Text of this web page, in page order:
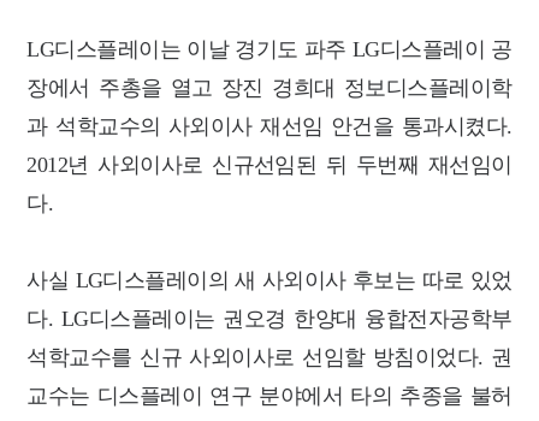
LG디스플레이는 이날 경기도 파주 LG디스플레이 공
장에서 주총을 열고 장진 경희대 정보디스플레이학
과 석학교수의 사외이사 재선임 안건을 통과시켰다.
2012년 사외이사로 신규선임된 뒤 두번째 재선임이
다.
사실 LG디스플레이의 새 사외이사 후보는 따로 있었
다. LG디스플레이는 권오경 한양대 융합전자공학부
석학교수를 신규 사외이사로 선임할 방침이었다. 권
교수는 디스플레이 연구 분야에서 타의 추종을 불허